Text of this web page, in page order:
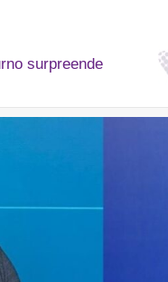
surpreende